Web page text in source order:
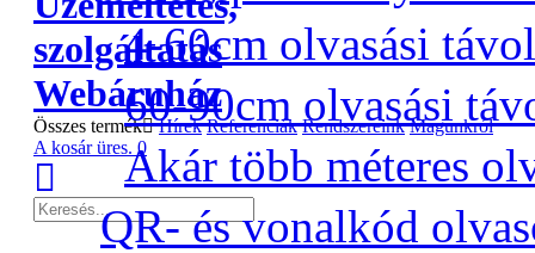
szolgáltatás
Webáruház
Összes termék Hírek Referenciák Rendszereink Magunkról
A kosár üres. 0
4-60cm olvasási
60-90cm olvasási
Akár több méteres
QR- és vonalkód